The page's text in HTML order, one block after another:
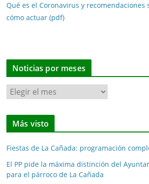
Qué es el Coronavirus y recomendaciones
cómo actuar (pdf)
Noticias por meses
N
t
i
a
s
Más visto
Fiestas de La Cañada: programación
El PP pide la máxima distinción del
para el párroco de La Cañada